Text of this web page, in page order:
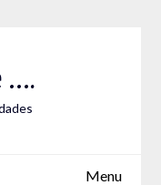
….
Menu